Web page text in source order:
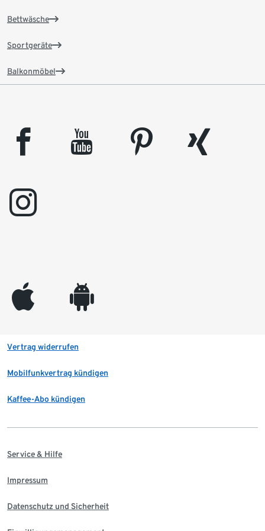
Bettwäsche
Sportgeräte
Balkonmöbel
facebook youtube pinterest
xing
instagram
appleinc android
Vertrag widerrufen
Mobilfunkvertrag kündigen
Kaffee-Abo kündigen
Service & Hilfe
Impressum
Datenschutz und Sicherheit